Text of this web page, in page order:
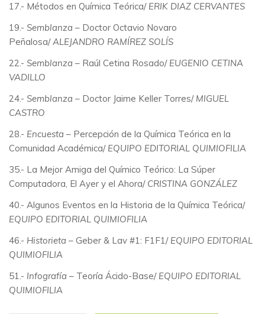
17.- Métodos en Química Teórica/ ERIK DIAZ CERVANTES
19.- Semblanza – Doctor Octavio Novaro
Peñalosa/ALEJANDRO RAMÍREZ SOLÍS
22.- Semblanza – Raúl Cetina Rosado/ EUGENIO CETINA
VADILLO
24.- Semblanza – Doctor Jaime Keller Torres/ MIGUEL
CASTRO
28.- Encuesta – Percepción de la Química Teórica en la
Comunidad Académica/ EQUIPO EDITORIAL QUIMIOFILIA
35.- La Mejor Amiga del Químico Teórico: La Súper
Computadora, El Ayer y el Ahora/ CRISTINA GONZÁLEZ
40.- Algunos Eventos en la Historia de la Química Teórica/
EQUIPO EDITORIAL QUIMIOFILIA
46.- Historieta – Geber & Lav #1: F1F1/ EQUIPO EDITORIAL
QUIMIOFILIA
51.- Infografía – Teoría Ácido-Base/ EQUIPO EDITORIAL
QUIMIOFILIA